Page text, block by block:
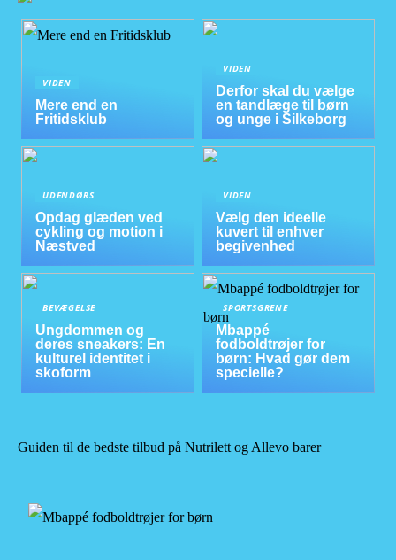
VIDEN
Mere end en
Fritidsklub
VIDEN
Derfor skal du vælge
en tandlæge til børn
og unge i Silkeborg
UDENDØRS
Opdag glæden ved
cykling og motion i
Næstved
VIDEN
Vælg den ideelle
kuvert til enhver
begivenhed
BEVÆGELSE
Ungdommen og
deres sneakers: En
kulturel identitet i
skoform
SPORTSGRENE
Mbappé
fodboldtrøjer for
børn: Hvad gør dem
specielle?
Guiden til de bedste tilbud på Nutrilett og Allevo barer